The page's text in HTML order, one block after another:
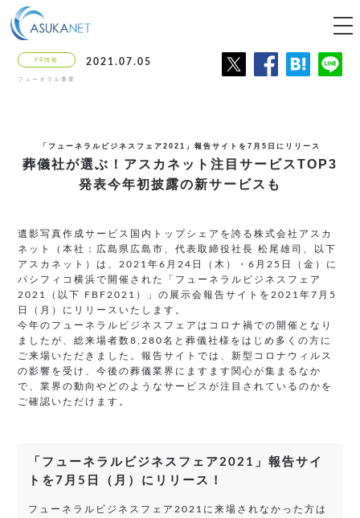
PR情報 2021.07.05
フューネラル事業
「フューネラルビジネスフェア2021」報告サイトを7月5日にリリース
葬儀社が選ぶ！アスカネット注目サービスTOP3
発表今年初披露の新サービスも
遺影写真作成サービス国内トップシェアを誇る株式会社アスカ
ネット（本社：広島県広島市、代表取締役社長 松尾雄司、以下
アスカネット）は、2021年6月24日（木）・6月25日（金）に
パシフィコ横浜で開催された「フューネラルビジネスフェア
2021（以下 FBF2021）」の展示会報告サイトを2021年7月5
日（月）にリリースいたします。
今年のフューネラルビジネスフェアはコロナ禍での開催となり
ましたが、総来場者数8,280名と葬儀社様をはじめ多くの方に
ご来場いただきました。報告サイトでは、新型コロナウィルス
の影響を受け、今後の葬儀業界にますます関心が集まるなか
で、業界の動向やどのようなサービスが注目されているのかを
ご確認いただけます。
「フューネラルビジネスフェア2021」報告サイ
トを7月5日（月）にリリース！
フューネラルビジネスフェア2021に来場されなかった方は